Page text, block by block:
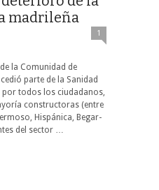
madrileña
1
la Comunidad de
parte de la Sanidad
todos los ciudadanos,
constructoras (entre
Hispánica, Begar-
del sector …